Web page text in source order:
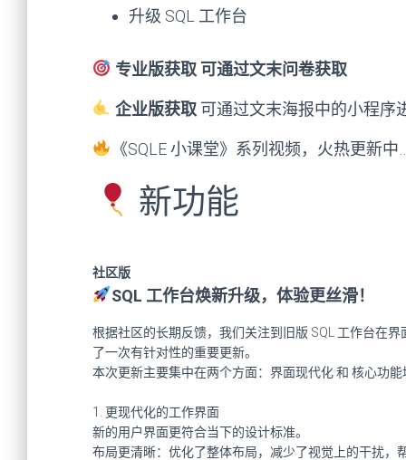
升级 SQL 工作台
专业版获取 可通过文末问卷获取
企业版获取 可通过文末海报中的小程序
《SQLE 小课堂》 系列视频，火热更新中
新功能
社区版
SQL 工作台焕新升级，体验更丝滑！
根据社区的长期反馈，我们关注到旧版 SQL 工作台在界
了一次有针对性的重要更新。
本次更新主要集中在两个方面： 界面现代化和 核心功能
1. 更现代化的工作界面
新的用户界面更符合当下的设计标准。
布局更清晰：优化了整体布局，减少了视觉上的干扰，